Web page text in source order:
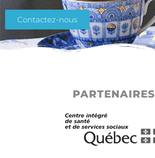
Contactez-nous
PARTENAIRES